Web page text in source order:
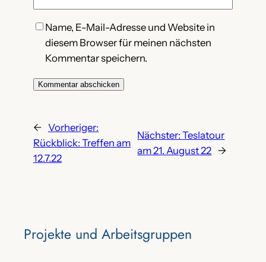
Projekte‌ und Arbeitsgruppen
Name, E-Mail-Adresse und Website in
diesem Browser für meinen nächsten
Kommentar speichern.
← Vorheriger:
Rückblick: Treffen am
12.7.22
Nächster:Teslatour
am 21. August 22 →